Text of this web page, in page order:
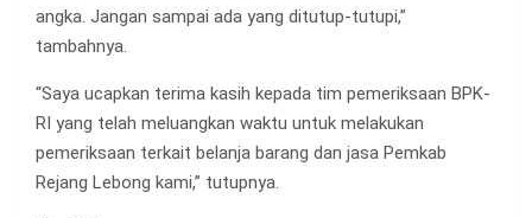
angka. Jangan sampai ada yang ditutup-tutupi,”
tambahnya.
“Saya ucapkan terima kasih kepada tim pemeriksaan BPK-
RI yang telah meluangkan waktu untuk melakukan
pemeriksaan terkait belanja barang dan jasa Pemkab
Rejang Lebong kami,” tutupnya.